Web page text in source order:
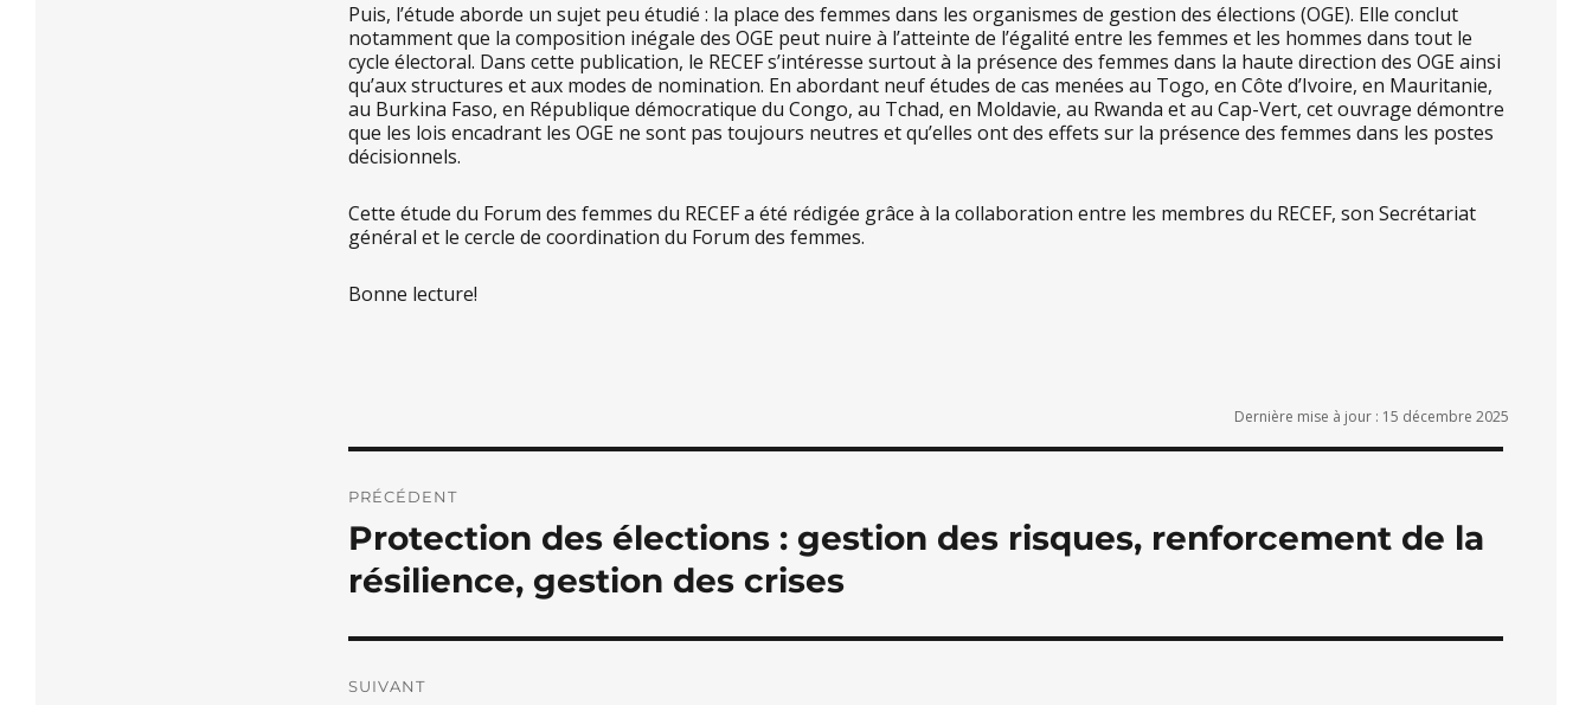
Puis, l’étude aborde un sujet peu étudié : la place des femmes dans les organismes de gestion des élections (OGE). Elle conclut
notamment que la composition inégale des OGE peut nuire à l’atteinte de l’égalité entre les femmes et les hommes dans tout le
cycle électoral. Dans cette publication, le RECEF s’intéresse surtout à la présence des femmes dans la haute direction des OGE ainsi
qu’aux structures et aux modes de nomination. En abordant neuf études de cas menées au Togo, en Côte d’Ivoire, en Mauritanie,
au Burkina Faso, en République démocratique du Congo, au Tchad, en Moldavie, au Rwanda et au Cap-Vert, cet ouvrage démontre
que les lois encadrant les OGE ne sont pas toujours neutres et qu’elles ont des effets sur la présence des femmes dans les postes
décisionnels.
Cette étude du Forum des femmes du RECEF a été rédigée grâce à la collaboration entre les membres du RECEF, son Secrétariat
général et le cercle de coordination du Forum des femmes.
Bonne lecture!
Dernière mise à jour : 15 décembre 2025
de
l’article
PRÉCÉDENT
Publication
précédente :
Protection des élections : gestion des risques, renforcement de la
résilience, gestion des crises
SUIVANT